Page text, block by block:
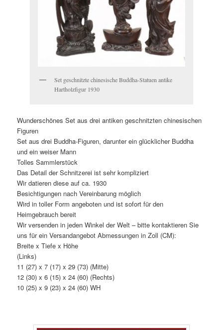
Set geschnitzte chinesische Buddha-Statuen antike
Hartholzfigur 1930
Wunderschönes Set aus drei antiken geschnitzten chinesischen
Figuren
Set aus drei Buddha-Figuren, darunter ein glücklicher Buddha
und ein weiser Mann
Tolles Sammlerstück
Das Detail der Schnitzerei ist sehr kompliziert
Wir datieren diese auf ca. 1930
Besichtigungen nach Vereinbarung möglich
Wird in toller Form angeboten und ist sofort für den
Heimgebrauch bereit
Wir versenden in jeden Winkel der Welt – bitte kontaktieren Sie
uns für ein Versandangebot Abmessungen in Zoll (CM):
Breite x Tiefe x Höhe
(Links)
11 (27) x 7 (17) x 29 (73) (Mitte)
12 (30) x 6 (15) x 24 (60) (Rechts)
10 (25) x 9 (23) x 24 (60) WH